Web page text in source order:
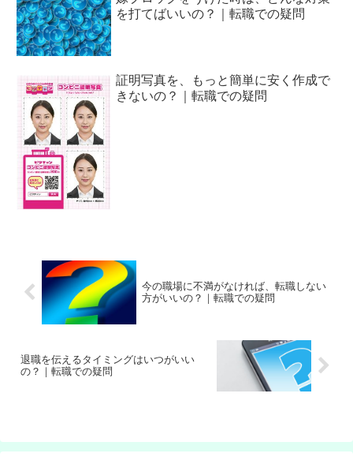
を打てばいいの？｜転職での疑問
証明写真を、もっと簡単に安く作成で
きないの？｜転職での疑問
今の職場に不満がなければ、転職しない
方がいいの？｜転職での疑問
退職を伝えるタイミングはいつがいい
の？｜転職での疑問